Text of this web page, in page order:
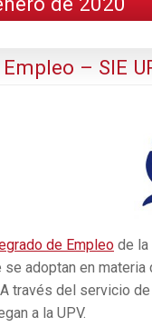
– SIE
de Empleo de la
se adoptan en
través del servicio de
a la UPV.